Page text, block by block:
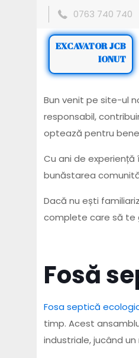
0763 740 740
EXCAVATOR JCB
IONUT
Bun venit pe site-ul
responsabil,
optează pentru
Cu ani de
bunăstarea
Dacă nu ești
complete care să te
Fosă
Fosa septică
timp. Acest
industriale, jucând